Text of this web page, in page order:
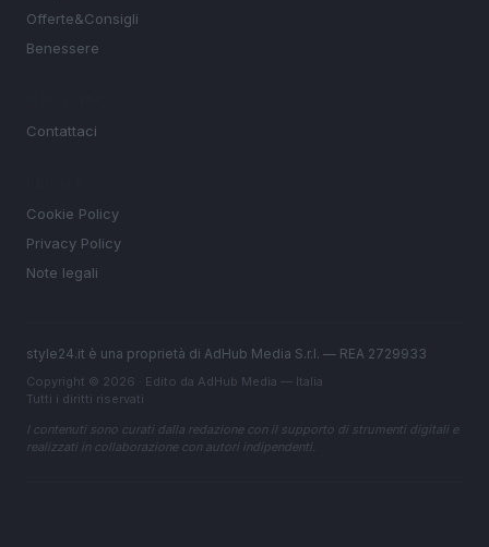
Offerte&Consigli
Benessere
Contattaci
Cookie Policy
Privacy Policy
Note legali
style24.it è una proprietà di AdHub Media S.r.l. — REA 2729933
Copyright © 2026 · Edito da AdHub Media — Italia
Tutti i diritti riservati
I contenuti sono curati dalla redazione con il supporto di strumenti digitali e
realizzati in collaborazione con autori indipendenti.